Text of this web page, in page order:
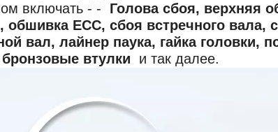
включать - - Голова сбоя, верхняя
обшивка ECC, сбоя встречного
вал, лайнер паука, гайка головки,
бронзовые втулки и так далее.